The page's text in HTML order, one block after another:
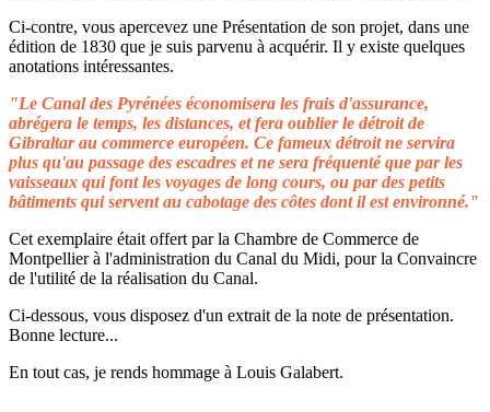
Ci-contre, vous apercevez une Présentation de son projet, dans une
édition de 1830 que je suis parvenu à acquérir. Il y existe quelques
anotations intéressantes.
"Le Canal des Pyrénées économisera les frais d'assurance,
abrégera le temps, les distances, et fera oublier le détroit de
Gibraltar au commerce européen. Ce fameux détroit ne servira
plus qu'au passage des escadres et ne sera fréquenté que par les
vaisseaux qui font les voyages de long cours, ou par des petits
bâtiments qui servent au cabotage des côtes dont il est environné."
Cet exemplaire était offert par la Chambre de Commerce de
Montpellier à l'administration du Canal du Midi, pour la Convaincre
de l'utilité de la réalisation du Canal.
Ci-dessous, vous disposez d'un extrait de la note de présentation.
Bonne lecture...
En tout cas, je rends hommage à Louis Galabert.